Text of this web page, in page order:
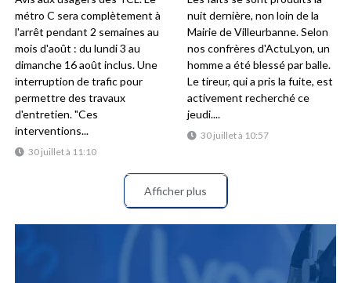
30 juillet à 11:10
métro C sera complètement à
l'arrêt pendant 2 semaines au
mois d'août : du lundi 3 au
dimanche 16 août inclus. Une
interruption de trafic pour
permettre des travaux
d'entretien. "Ces
interventions...
30 juillet à 10:57
nuit dernière, non loin de la
Mairie de Villeurbanne. Selon
nos confrères d'ActuLyon, un
homme a été blessé par balle.
Le tireur, qui a pris la fuite, est
activement recherché ce
jeudi....
Afficher plus